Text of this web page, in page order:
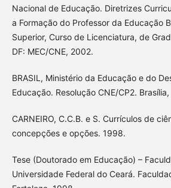
Nacional de Educação. Diretrizes
a Formação do Professor da Educação
Superior, Curso de Licenciatura, de
DF: MEC/CNE, 2002.
BRASIL, Ministério da Educação e do
Educação. Resolução CNE/CP2.
CARNEIRO, C.C.B. e S. Currículos de
concepções e opções. 1998.
Tese (Doutorado em Educação) –
Universidade Federal do Ceará.